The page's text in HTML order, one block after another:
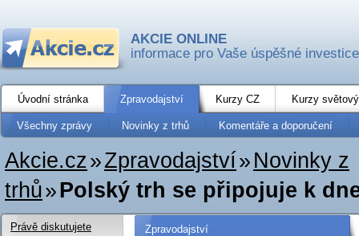
AKCIE ONLINE
informace pro Vaše úspěšné investice
Úvodní stránka Zpravodajství Kurzy CZ Kurzy
Všechny zprávy Novinky z trhů Komentáře a doporučení
Akcie.cz»Zpravodajství» Novinky z
trhů»Polský trh se připojuje k
Zpravodajství
Právě diskutujete